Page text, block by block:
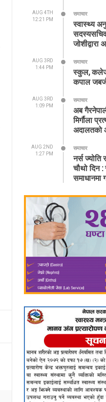
AUG 4TH
12:21 PM
समाचार
स्वास्थ्य
AUG 3RD
1:44 PM
समाचार
स्कुल,
कपाल
AUG 3RD
1:09 PM
समाचार
अब
मिर्गौला
AUG 2ND
1:27 PM
समाचार
नर्स
चौथो दिन
समाधानमा